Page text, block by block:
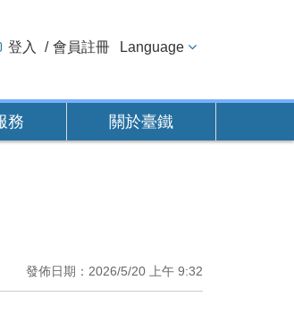
登入 會員註冊 Language
務 關於臺鐵
發佈日期：2026/5/20 上午 9:32